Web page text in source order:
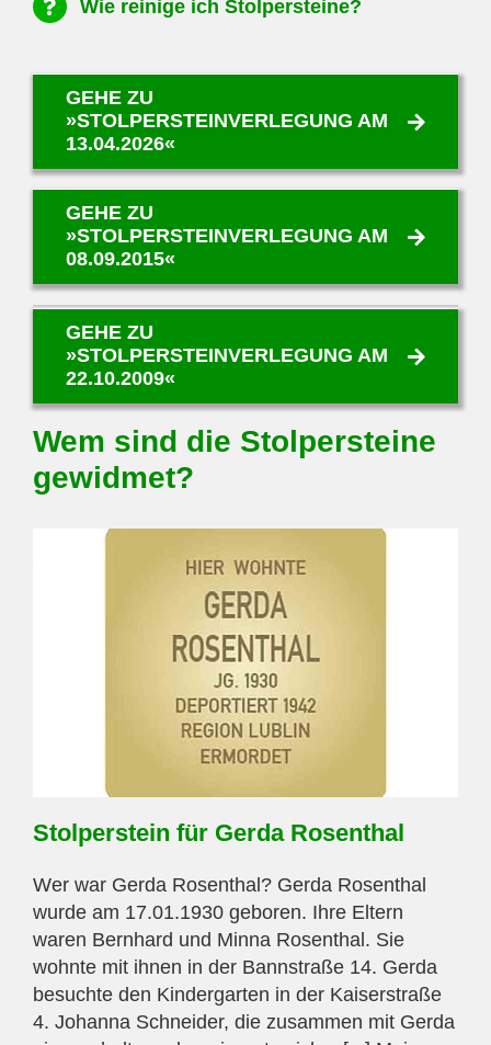
Wie reinige ich Stolpersteine?
GEHE ZU
»STOLPERSTEINVERLEGUNG AM
13.04.2026«
GEHE ZU
»STOLPERSTEINVERLEGUNG AM
08.09.2015«
GEHE ZU
»STOLPERSTEINVERLEGUNG AM
22.10.2009«
Wem sind die Stolpersteine
gewidmet?
Stolperstein für Gerda Rosenthal
Wer war Gerda Rosenthal? Gerda Rosenthal
wurde am 17.01.1930 geboren. Ihre Eltern
waren Bernhard und Minna Rosenthal. Sie
wohnte mit ihnen in der Bannstraße 14. Gerda
besuchte den Kindergarten in der Kaiserstraße
4. Johanna Schneider, die zusammen mit Gerda